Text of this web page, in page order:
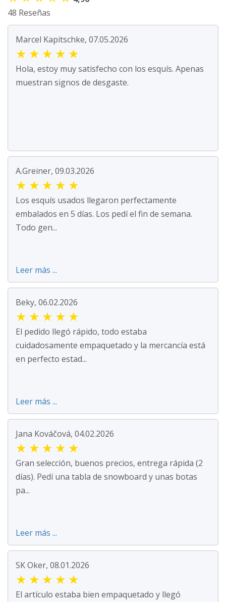
48 Reseñas
Marcel Kapitschke, 07.05.2026
★ ★ ★ ★ ★
Hola, estoy muy satisfecho con los esquís. Apenas
muestran signos de desgaste.
A.Greiner, 09.03.2026
★ ★ ★ ★ ★
Los esquís usados llegaron perfectamente
embalados en 5 días. Los pedí el fin de semana.
Todo gen...
Leer más ...
Beky, 06.02.2026
★ ★ ★ ★ ★
El pedido llegó rápido, todo estaba
cuidadosamente empaquetado y la mercancía está
en perfecto estad...
Leer más ...
Jana Kováčová, 04.02.2026
★ ★ ★ ★ ★
Gran selección, buenos precios, entrega rápida (2
días). Pedí una tabla de snowboard y unas botas
pa...
Leer más ...
SK Oker, 08.01.2026
★ ★ ★ ★ ★
El artículo estaba bien empaquetado y llegó